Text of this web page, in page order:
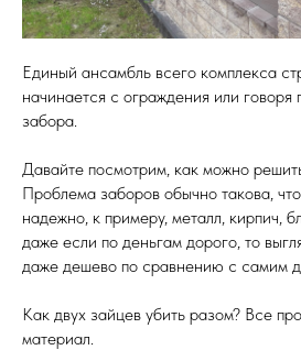
Единый ансамбль всего комплекса
начинается с ограждения или говоря
забора.
Давайте посмотрим, как можно
Проблема заборов обычно такова,
надежно, к примеру, металл, кирпич,
даже если по деньгам дорого, то
даже дешево по сравнению с самим
Как двух зайцев убить разом? Все
материал.